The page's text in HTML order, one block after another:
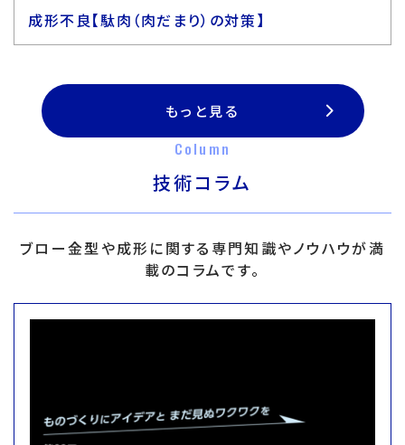
成形不良【駄肉（肉だまり）の対策】
もっと見る
Column
技術コラム
ブロー金型や成形に関する専門知識やノウハウが満
載のコラムです。